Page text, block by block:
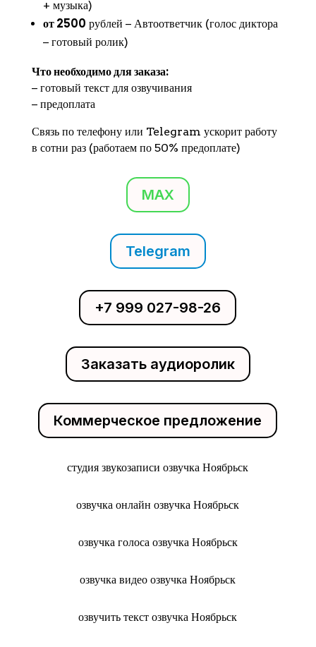
+ музыка)
от 2500 рублей − Автоответчик (голос диктора
− готовый ролик)
Что необходимо для заказа:
− готовый текст для озвучивания
− предоплата
Связь по телефону или Telegram ускорит работу
в сотни раз (работаем по 50% предоплате)
MAX
Telegram
+7 999 027-98-26
Заказать аудиоролик
Коммерческое предложение
студия звукозаписи озвучка Ноябрьск
озвучка онлайн озвучка Ноябрьск
озвучка голоса озвучка Ноябрьск
озвучка видео озвучка Ноябрьск
озвучить текст озвучка Ноябрьск